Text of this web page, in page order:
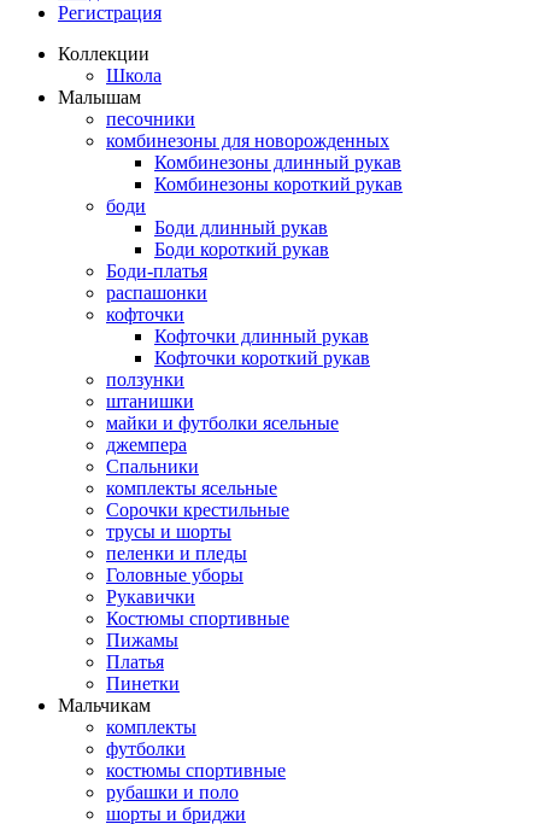
Регистрация
Коллекции
Школа
Малышам
песочники
комбинезоны для новорожденных
Комбинезоны длинный рукав
Комбинезоны короткий рукав
боди
Боди длинный рукав
Боди короткий рукав
Боди-платья
распашонки
кофточки
Кофточки длинный рукав
Кофточки короткий рукав
ползунки
штанишки
майки и футболки ясельные
джемпера
Спальники
комплекты ясельные
Сорочки крестильные
трусы и шорты
пеленки и пледы
Головные уборы
Рукавички
Костюмы спортивные
Пижамы
Платья
Пинетки
Мальчикам
комплекты
футболки
костюмы спортивные
рубашки и поло
шорты и бриджи